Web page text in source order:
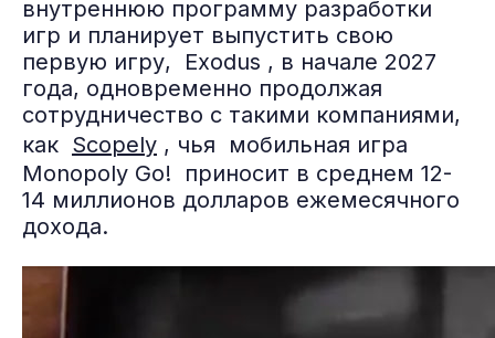
внутреннюю программу разработки
игр и планирует выпустить свою
первую игру, Exodus , в начале 2027
года, одновременно продолжая
сотрудничество с такими компаниями,
как Scopely , чья мобильная игра
Monopoly Go! приносит в среднем 12-
14 миллионов долларов ежемесячного
дохода.